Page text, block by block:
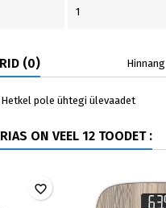
1
(0) Hinnang
Hetkel pole ühtegi ülevaadet
ON VEEL 12 TOODET :
favorite_border